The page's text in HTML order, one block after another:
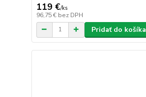
119 €/ks
96,75 € bez DPH
Pridať do košíka